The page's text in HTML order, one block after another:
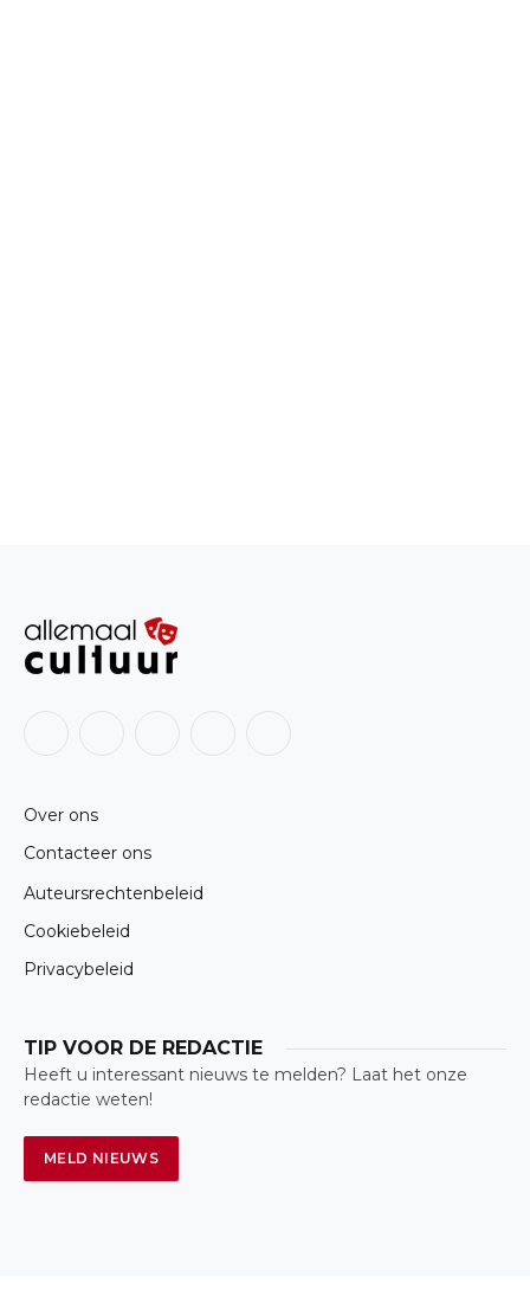
Over ons
Contacteer ons
Auteursrechtenbeleid
Cookiebeleid
Privacybeleid
TIP VOOR DE REDACTIE
Heeft u interessant nieuws te melden? Laat het onze
redactie weten!